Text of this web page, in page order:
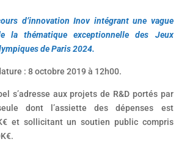
d’innovation Inov intégrant une vague
la thématique exceptionnelle des Jeux
de Paris 2024.
: 8 octobre 2019 à 12h00.
s’adresse aux projets de R&D portés par
dont l’assiette des dépenses est
et sollicitant un soutien public compris